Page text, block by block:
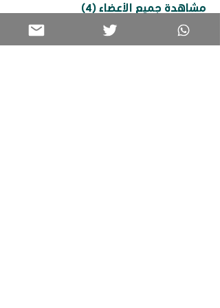
مشاهدة جميع الأعضاء (4)